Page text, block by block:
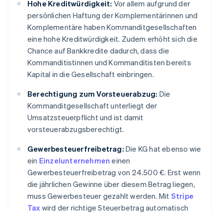
Hohe Kreditwürdigkeit: Vor allem aufgrund der
persönlichen Haftung der Komplementärinnen und
Komplementäre haben Kommanditgesellschaften
eine hohe Kreditwürdigkeit. Zudem erhöht sich die
Chance auf Bankkredite dadurch, dass die
Kommanditistinnen und Kommanditisten bereits
Kapital in die Gesellschaft einbringen.
Berechtigung zum Vorsteuerabzug: Die
Kommanditgesellschaft unterliegt der
Umsatzsteuerpflicht und ist damit
vorsteuerabzugsberechtigt.
Gewerbesteuerfreibetrag: Die KG hat ebenso wie
ein Einzelunternehmen einen
Gewerbesteuerfreibetrag von 24.500 €. Erst wenn
die jährlichen Gewinne über diesem Betrag liegen,
muss Gewerbesteuer gezahlt werden. Mit Stripe
Tax wird der richtige Steuerbetrag automatisch